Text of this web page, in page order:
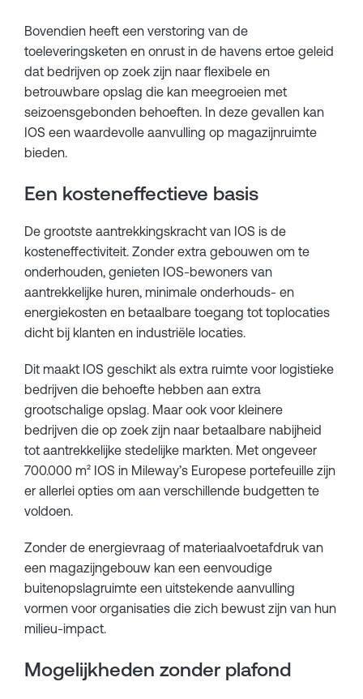
Bovendien heeft een verstoring van de
toeleveringsketen en onrust in de havens ertoe geleid
dat bedrijven op zoek zijn naar flexibele en
betrouwbare opslag die kan meegroeien met
seizoensgebonden behoeften. In deze gevallen kan
IOS een waardevolle aanvulling op magazijnruimte
bieden.
Een kosteneffectieve basis
De grootste aantrekkingskracht van IOS is de
kosteneffectiviteit. Zonder extra gebouwen om te
onderhouden, genieten IOS-bewoners van
aantrekkelijke huren, minimale onderhouds- en
energiekosten en betaalbare toegang tot toplocaties
dicht bij klanten en industriële locaties.
Dit maakt IOS geschikt als extra ruimte voor logistieke
bedrijven die behoefte hebben aan extra
grootschalige opslag. Maar ook voor kleinere
bedrijven die op zoek zijn naar betaalbare nabijheid
tot aantrekkelijke stedelijke markten. Met ongeveer
700.000 m² IOS in Mileway’s Europese portefeuille zijn
er allerlei opties om aan verschillende budgetten te
voldoen.
Zonder de energievraag of materiaalvoetafdruk van
een magazijngebouw kan een eenvoudige
buitenopslagruimte een uitstekende aanvulling
vormen voor organisaties die zich bewust zijn van hun
milieu-impact.
Mogelijkheden zonder plafond